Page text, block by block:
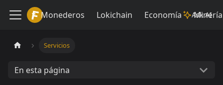
Lokiwiki
Monederos Lokichain Economía Minería
Ask AI
Servicios
En esta página